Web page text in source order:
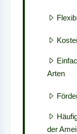
Arten
der